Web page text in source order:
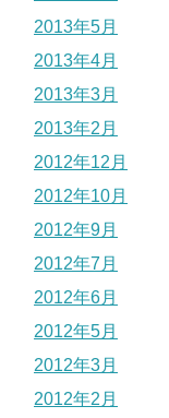
2013年5月
2013年4月
2013年3月
2013年2月
2012年12月
2012年10月
2012年9月
2012年7月
2012年6月
2012年5月
2012年3月
2012年2月